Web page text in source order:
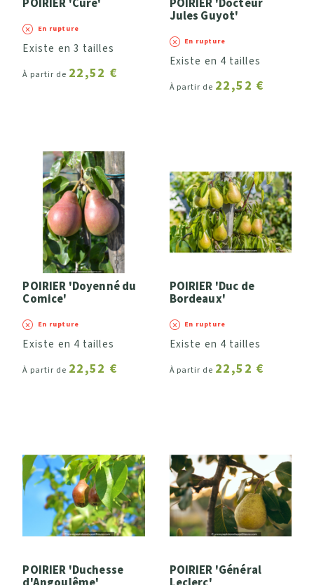
POIRIER 'Curé'
En rupture
Existe en 3 tailles
À partir de 22,52 €
POIRIER 'Docteur
Jules Guyot'
En rupture
Existe en 4 tailles
À partir de 22,52 €
POIRIER 'Doyenné du
Comice'
En rupture
Existe en 4 tailles
À partir de 22,52 €
POIRIER 'Duc de
Bordeaux'
En rupture
Existe en 4 tailles
À partir de 22,52 €
POIRIER 'Duchesse POIRIER 'Général